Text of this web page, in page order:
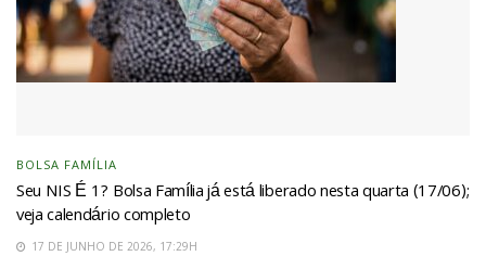
BOLSA FAMÍLIA
Seu NIS É 1? Bolsa Família já está liberado nesta quarta (17/06);
veja calendário completo
17 DE JUNHO DE 2026, 17:29H